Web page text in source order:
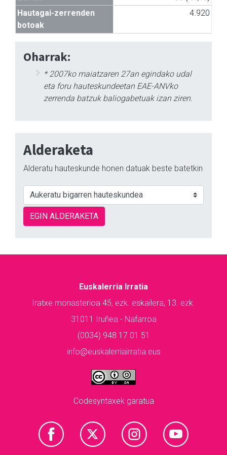
Hautagai-zerrenden
botoak
4.920
Oharrak:
* 2007ko maiatzaren 27an egindako udal
eta foru hauteskundeetan EAE-ANVko
zerrenda batzuk baliogabetuak izan ziren.
Alderaketa
Alderatu hauteskunde honen datuak beste batetkin
EGIN ALDERAKETA
Euskalerria Irratia
Iratxe monasterioa 45, ezk. eskailera, 13. ezk.
31011 Iruñea - Nafarroa
(0034) 948 17 01 51
info@euskalerriairratia.eus
Codesyntaxek garatua